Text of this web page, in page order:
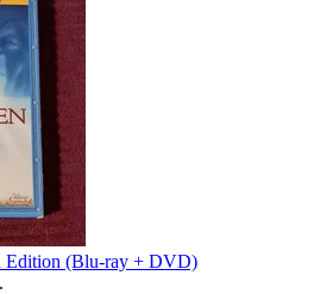
Edition (Blu-ray + DVD)
.